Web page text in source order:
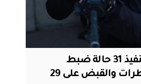
الأمن الوطني: تنفيذ 31 حالة ضبط
بالمنافذ والسيطرات والقبض على 29